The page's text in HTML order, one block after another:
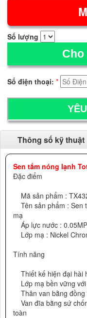
Số lượng
Cho
Số điện thoại: *
Thông số kỹ thuật
Sen tắm nóng lạnh
Đặc điểm
Mã sản phẩm :
Tên sản phẩm : Sen
mạ
Áp lực nước :
Lớp mạ : Nickel
Tính năng
Thiết kế hiện đại hài
Lớp mạ bền vững với
Thân van bằng đồng
Van đĩa bằng sứ
toàn